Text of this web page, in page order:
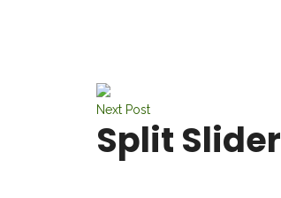
Next Post
Split Slider